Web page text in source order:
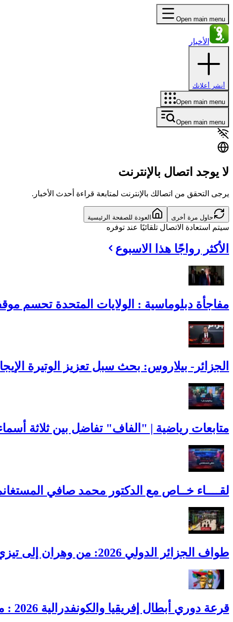
Open main menu
الأخبار
أنشر أعلانك
Open main menu
Open main menu
لا يوجد اتصال بالإنترنت
يرجى التحقق من اتصالك بالإنترنت لمتابعة قراءة أحدث الأخبار.
حاول مرة أخرى العودة للصفحة الرئيسية
سيتم استعادة الاتصال تلقائيًا عند توفره
الأكثر رواجًا هذا الاسبوع
مفاجأة دبلوماسية : الولايات المتحدة تحسم
الجزائر- بيلاروس: بحث سبل تعزيز الوتيرة
متابعات رياضية | "الفاف" تفاضل بين ثلاثة
لقــــاء خــاص مع الدكتور محمد صافي
طواف الجزائر الدولي 2026: من وهران إلى تيزي وزو.. الجزائر تجمع العالم على عجلتين
قرعة دوري أبطال إفريقيا والكونفدرالية 2026 : مواجهات الأندية الجزائرية رسميًا